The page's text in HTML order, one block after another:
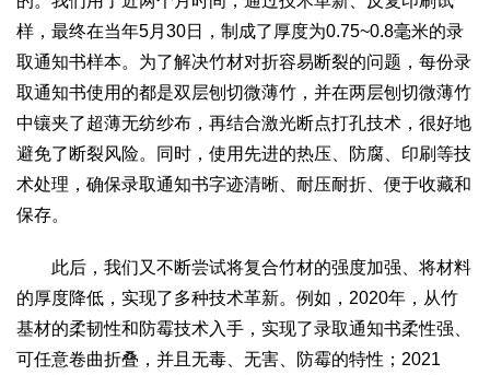
样，最终在当年5月30日，制成了厚度为0.75~0.8毫米的录
取通知书样本。为了解决竹材对折容易断裂的问题，每份录
取通知书使用的都是双层刨切微薄竹，并在两层刨切微薄竹
中镶夹了超薄无纺纱布，再结合激光断点打孔技术，很好地
避免了断裂风险。同时，使用先进的热压、防腐、印刷等技
术处理，确保录取通知书字迹清晰、耐压耐折、便于收藏和
保存。
此后，我们又不断尝试将复合竹材的强度加强、将材料
的厚度降低，实现了多种技术革新。例如，2020年，从竹
基材的柔韧性和防霉技术入手，实现了录取通知书柔性强、
可任意卷曲折叠，并且无毒、无害、防霉的特性；2021